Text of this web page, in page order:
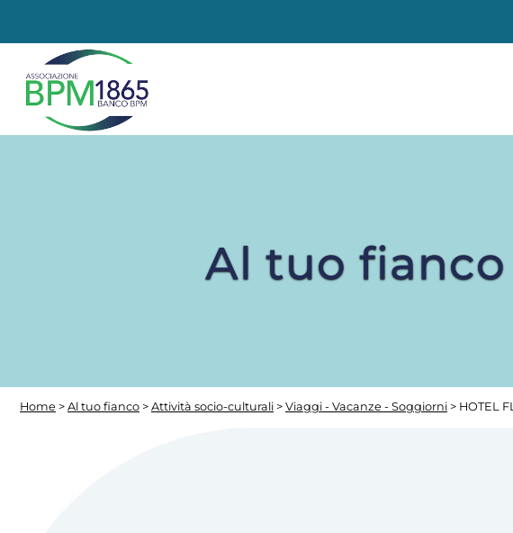
Al tuo fianco
Home > Al tuo fianco > Attività socio-culturali > Viaggi - Vacanze - Soggiorni > HOTEL